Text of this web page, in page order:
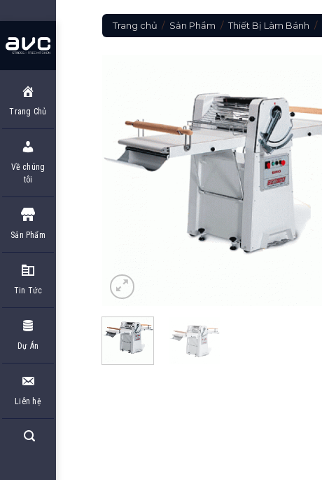
to
content
Trang Chủ
Về chúng
tôi
Sản Phẩm
Tin Tức
Dự Án
Liên hệ
Trang chủ / Sản Phẩm / Thiết Bị Làm Bánh /